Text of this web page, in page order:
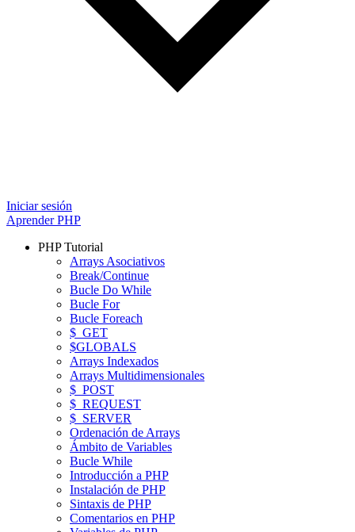
Iniciar sesión
Aprender PHP
PHP Tutorial
Arrays Asociativos
Break/Continue
Bucle Do While
Bucle For
Bucle Foreach
$_GET
$GLOBALS
Arrays Indexados
Arrays Multidimensionales
$_POST
$_REQUEST
$_SERVER
Ordenación de Arrays
Ámbito de Variables
Bucle While
Introducción a PHP
Instalación de PHP
Sintaxis de PHP
Comentarios en PHP